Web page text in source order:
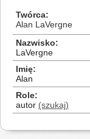
Twórca
Alan LaVergne
Nazwisko
LaVergne
Imię
Alan
Role
autor (szukaj)